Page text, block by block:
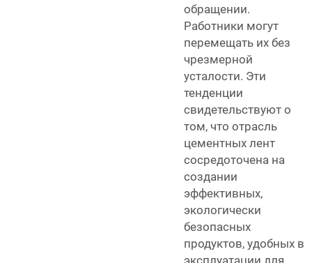
обращении.
Работники могут
перемещать их без
чрезмерной
усталости. Эти
тенденции
свидетельствуют о
том, что отрасль
цементных лент
сосредоточена на
создании
эффективных,
экологически
безопасных
продуктов, удобных в
эксплуатации для